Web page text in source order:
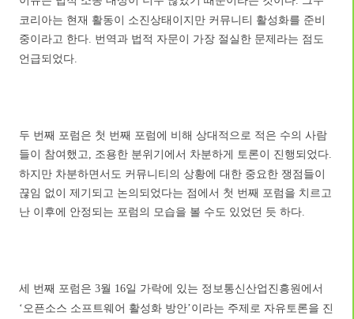
코리아는 현재 활동이 소진상태이지만 커뮤니티 활성화를 준비
중이라고 한다. 번역과 법적 자문이 가장 절실한 문제라는 점도
언급되었다.
두 번째 포럼은 첫 번째 포럼에 비해 상대적으로 적은 수의 사람
들이 참여했고, 조용한 분위기에서 차분하게 토론이 진행되었다.
하지만 차분하면서도 커뮤니티의 상황에 대한 중요한 쟁점들이
끊임 없이 제기되고 논의되었다는 점에서 첫 번째 포럼을 치르고
난 이후에 안정되는 포럼의 모습을 볼 수도 있었던 듯 하다.
세 번째 포럼은 3월 16일 가락에 있는 정보통신산업진흥원에서
‘오픈소스 소프트웨어 활성화 방안’이라는 주제로 자유토론을 진